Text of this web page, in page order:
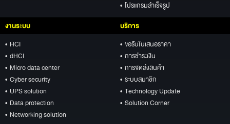
• โปรแกรมสำเร็จรูป
งานระบบ
• HCI
• dHCI
• Micro data center
• Cyber security
• UPS solution
• Data protection
• Networking solution
บริการ
• ขอรับใบเสนอราคา
• การชำระเงิน
• การจัดส่งสินค้า
• ระบบสมาชิก
• Technology Update
• Solution Corner